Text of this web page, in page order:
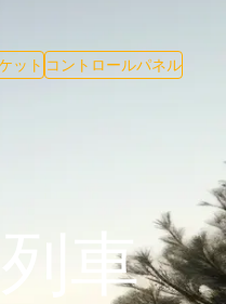
ット コントロールパネル
車